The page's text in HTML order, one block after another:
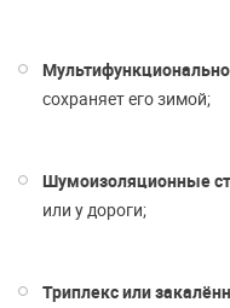
сохраняет его зимой;
Шумоизоляционные
или у дороги;
Триплекс или